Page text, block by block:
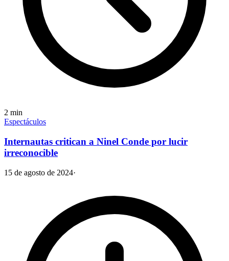
2 min
Espectáculos
Internautas critican a Ninel Conde por lucir
irreconocible
15 de agosto de 2024·